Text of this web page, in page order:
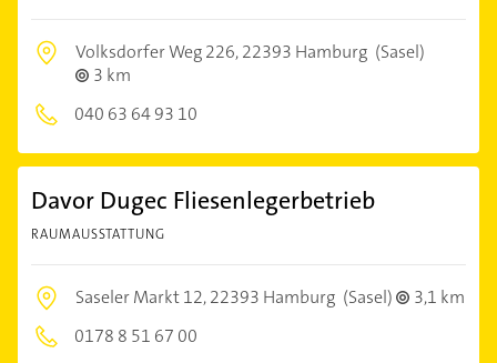
Volksdorfer Weg 226,22393 Hamburg (Sasel)
3 km
040 63 64 93 10
Davor Dugec Fliesenlegerbetrieb
RAUMAUSSTATTUNG
Saseler Markt 12,22393 Hamburg (Sasel)
3,1 km
0178 8 51 67 00